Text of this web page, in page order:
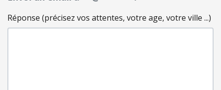
Réponse (précisez vos attentes, votre age, votre ville ...)